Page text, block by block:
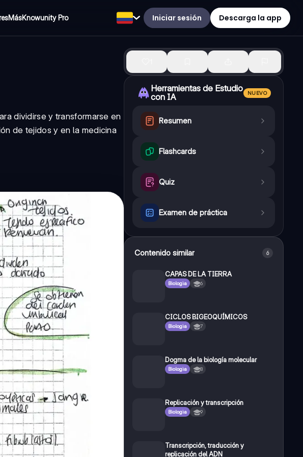
MásKnowunity Pro Iniciar sesión Descarga la app
dividirse y transformarse en
de tejidos y en la medicina
Herramientas de Estudio
con IA
NUEVO
Resumen
Flashcards
Quiz
Examen de práctica
Contenido similar 6
CAPAS DE LA TIERRA
Biologia 6
CICLOS BIGEOQUÍMICOS
Biologia 7
Dogma de la biología molecular
Biologia 8
Replicación y transcripción
Biologia 9
Transcripción, traducción y
replicación del ADN